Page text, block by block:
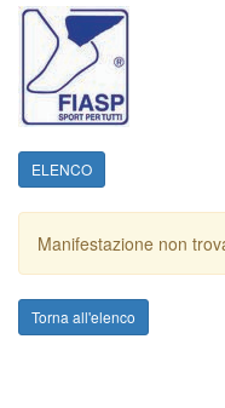
ELENCO
Manifestazione non
Torna all'elenco